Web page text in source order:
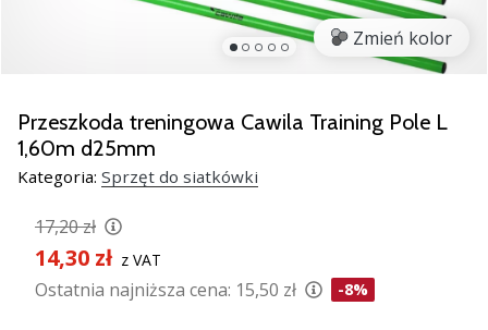
–
Nasze
porady
prezentowe
Ci
wybrać
idealny
prezent!
Zmień kolor
Przeszkoda treningowa Cawila Training Pole L
1,60m d25mm
Kategoria: Sprzęt do siatkówki
17,20 zł
14,30 zł z VAT
Ostatnia najniższa cena: 15,50 zł -8%